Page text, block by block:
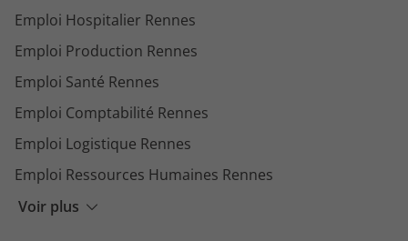
Voir plus
Emploi Hospitalier Rennes
Emploi Production Rennes
Emploi Santé Rennes
Emploi Comptabilité Rennes
Emploi Logistique Rennes
Emploi Ressources Humaines Rennes
Emploi Vente Rennes